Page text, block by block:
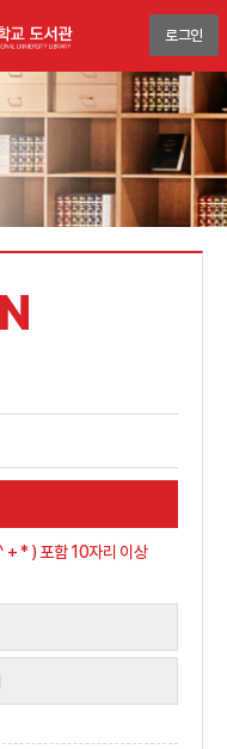
로그인
+ * ) 포함 10자리 이상